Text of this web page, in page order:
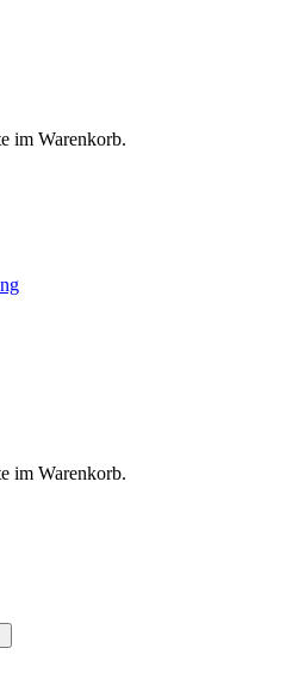
im Warenkorb.
im Warenkorb.